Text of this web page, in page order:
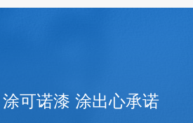
涂可诺漆 涂出心承诺